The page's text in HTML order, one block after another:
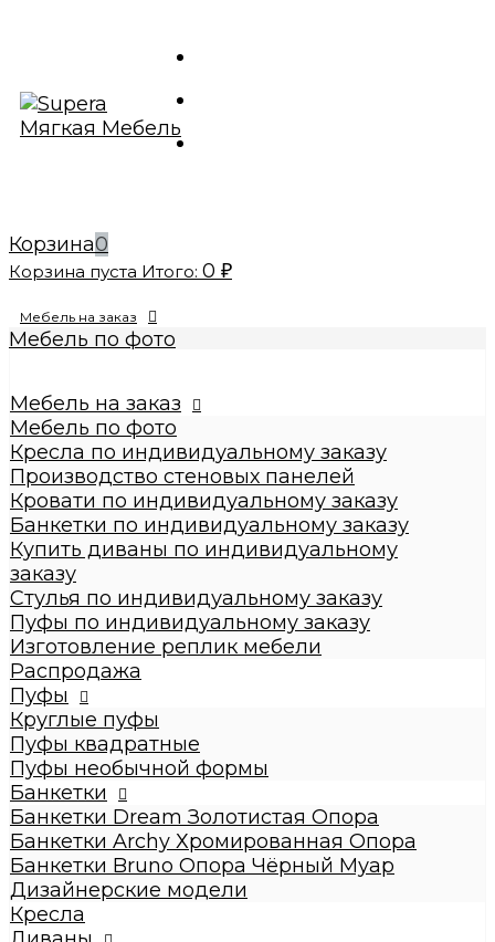
Корзина0
Корзина пуста Итого: 0 ₽
Мебель на заказ
Мебель по фото
Производство стеновых панелей
Кровати по индивидуальному заказу
Банкетки по индивидуальному заказу
Купить диваны по индивидуальному заказу
Стулья по индивидуальному заказу
Пуфы по индивидуальному заказу
Пуфы
Круглые пуфы
Большие 60x60x50см
Средние 43x43x45см
Малые круглые 35x35x42см
Пуфы квадратные
Dream
Archy
Другие модели (с принтом, букле,
антивандальные, кожзам и т.п.)
Пуфы необычной формы
Банкетки
Банкетки Dream Золотистая Опора
Банкетки Archy Хромированная Опора
Банкетки Bruno Опора Чёрный Муар
Дизайнерские модели
Мебель на заказ
Мебель по фото
Кресла по индивидуальному заказу
Производство стеновых панелей
Кровати по индивидуальному заказу
Банкетки по индивидуальному заказу
Купить диваны по индивидуальному
заказу
Стулья по индивидуальному заказу
Пуфы по индивидуальному заказу
Изготовление реплик мебели
Распродажа
Пуфы
Круглые пуфы
Пуфы квадратные
Пуфы необычной формы
Банкетки
Банкетки Dream Золотистая Опора
Банкетки Archy Хромированная Опора
Банкетки Bruno Опора Чёрный Муар
Дизайнерские модели
Кресла